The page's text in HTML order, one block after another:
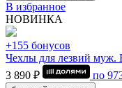
В избранное
НОВИНКА
+155 бонусов
Чехлы для лезвий
3 890 ₽
по